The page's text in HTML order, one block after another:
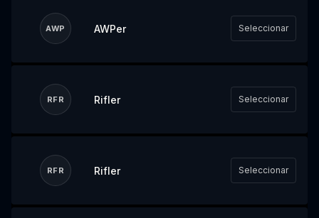
AWP AWPer Seleccionar
RFR Rifler Seleccionar
RFR Rifler Seleccionar